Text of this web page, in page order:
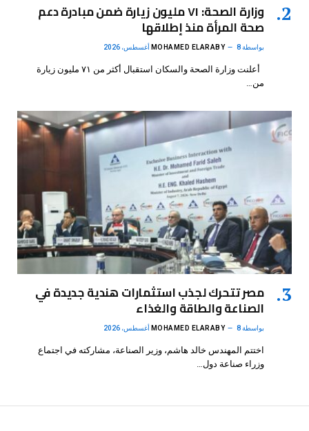
وزارة الصحة: ٧١ مليون زيارة ضمن مبادرة دعم
صحة المرأة منذ إطلاقها
بواسطة MOHAMED ELARABY 8 أغسطس، 2026
أعلنت وزارة الصحة والسكان استقبال أكثر من ٧١ مليون زيارة
من…
مصر تتحرك لجذب استثمارات هندية جديدة في
الصناعة والطاقة والغذاء
بواسطة MOHAMED ELARABY 8 أغسطس، 2026
اختتم المهندس خالد هاشم، وزير الصناعة، مشاركته في اجتماع
وزراء صناعة دول…